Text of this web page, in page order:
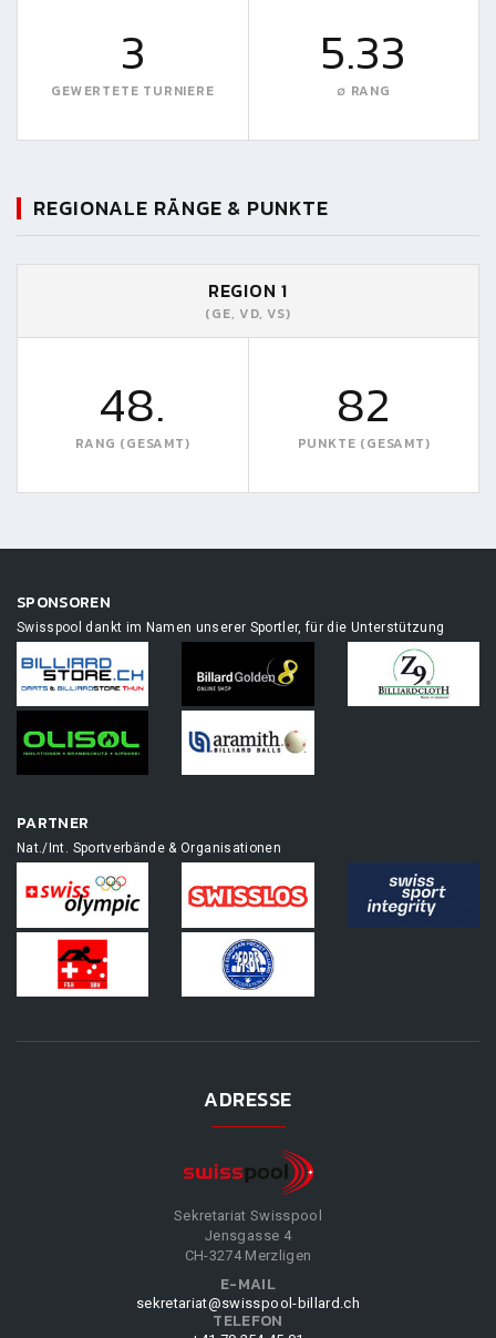
3
GEWERTETE TURNIERE
5.33
∅ RANG
REGIONALE RÄNGE & PUNKTE
REGION 1
(GE, VD, VS)
48.
RANG (GESAMT)
82
PUNKTE (GESAMT)
SPONSOREN
Swisspool dankt im Namen unserer Sportler, für die Unterstützung
PARTNER
Nat./Int. Sportverbände & Organisationen
ADRESSE
Sekretariat Swisspool
Jensgasse 4
CH-3274 Merzligen
E-MAIL
sekretariat@swisspool-billard.ch
TELEFON